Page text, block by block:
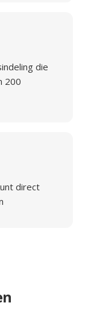
die
200
direct